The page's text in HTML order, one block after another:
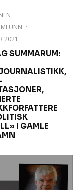
·
·
2021
SUMMARUM:
I GAMLE